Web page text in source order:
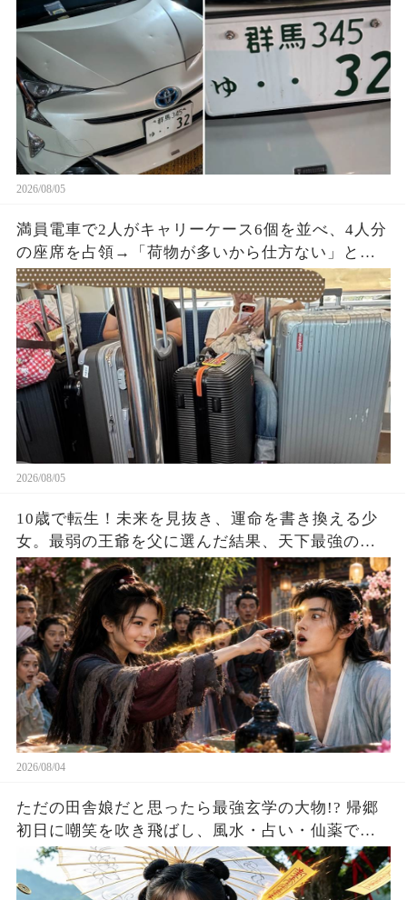
2026/08/05
満員電車で2人がキャリーケース6個を並べ、4人分
の座席を占領→「荷物が多いから仕方ない」と開
き直った直後、乗務員が車内を確認すると…
2026/08/05
10歳で転生！未来を見抜き、運命を書き換える少
女。最弱の王爺を父に選んだ結果、天下最強の皇
帝を育て上げた！
2026/08/04
ただの田舎娘だと思ったら最強玄学の大物!? 帰郷
初日に嘲笑を吹き飛ばし、風水・占い・仙薬で全
員が庇護を求める！